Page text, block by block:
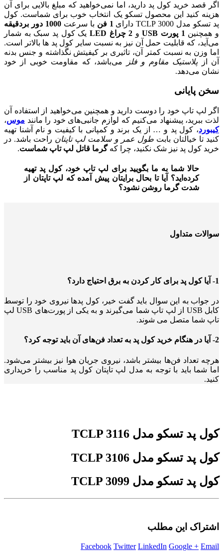
اگر قصد خرید کول پد دارید، اما نمی‌خواهید که مبلغ بالایی برای آن
هزینه کنید این محصول تسکو یک انتخاب خوب برای شماست. کول
پد تسکو مدل TCLP 3000 دارای
1 فن با سرعت1000 دور بردقیقه
و همچنین 1 پورت USB و 2 چراغ LED
یک کول پد سبک به شمار
می‌آید، که قابلیت حمل آن نیز به نسبت سایر کول پد ها بالاتر است.
اما وزن به نسبت کمتر آن، تاثیری بر کیفیتش نگذاشته و جنس بدنه
آن ازپلاستیک مقاوم و فلز
می‌باشد، که مقاومت خوبی از خود
نشان می‌دهد.
سخن پایانی
اگر لپ تاپ خود را دوست ‌دارید و همچنین می‌خواهید از استفاده آن
لذت ببرید، پیشنهاد می‌کنیم که لوازم جانبی‌های خود را مانند موس،
کیبورد، کول پد و … از یک برند و کمپانی با کیفیت و نام آشنا تهیه
کنید تا خیالتان بابتطول عمر و سلامت لپ تاپتان راحت باشد. در
خرید کول پد نیز شک نکنید، چرا کهگرما قاتل لپ تاپ شماست.
حالا شما به ما بگویید برای لپ تاپ خود، کول پد تهیه
کرده‌اید؟ آیا تا بحال برایتان پیش آمده که لپ تاپتان از
شدت گرما روشن نشود؟
سوالات متداول
1- آیا کول پد برای کار کردن به برق احتیاج دارد؟
در جواب به این سوال باید گفت خیر، کول پدها نیروی خود را توسط
کابل USB از لپ تاپ شما می‌گیرند و به یکی از پورت‌های USB لپ
تاپ شما متصل می شوند.
2- آیا در هنگام خرید کول پد به تعداد فن‌های آن باید توجه کرد؟
هرچه تعداد فن‌ها بیشتر باشد، نیروی جریان هوا نیز بیشتر می‌شود.
اما شما باید با توجه به مدل لپ تاپتان کول پد مناسب را خریداری
کنید.
کول پد تسکو مدل TCLP 3116
کول پد تسکو مدل TCLP 3106
کول پد تسکو مدل TCLP 3099
اشتراک این مطلب
Facebook Twitter LinkedIn Google + Email